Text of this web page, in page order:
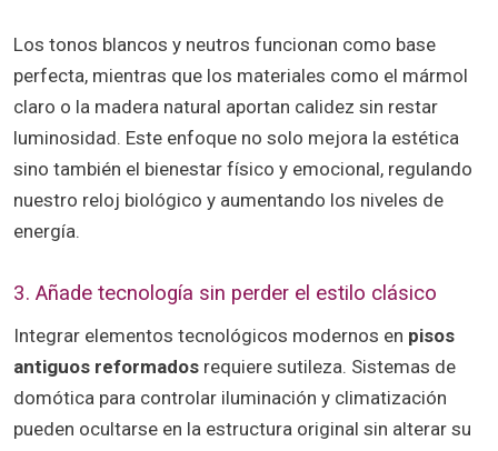
Los tonos blancos y neutros funcionan como base
perfecta, mientras que los materiales como el mármol
claro o la madera natural aportan calidez sin restar
luminosidad. Este enfoque no solo mejora la estética
sino también el bienestar físico y emocional, regulando
nuestro reloj biológico y aumentando los niveles de
energía.
3. Añade tecnología sin perder el estilo clásico
Integrar elementos tecnológicos modernos en pisos
antiguos reformados requiere sutileza. Sistemas de
domótica para controlar iluminación y climatización
pueden ocultarse en la estructura original sin alterar su